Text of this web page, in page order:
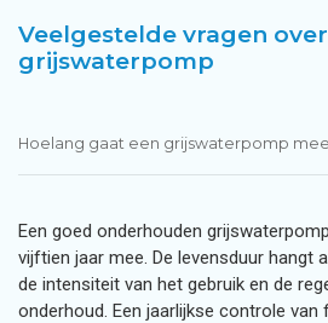
Veelgestelde vragen
grijswaterpomp
Hoelang gaat een grijswaterpomp
Een goed onderhouden
vijftien jaar mee. De levensduur hangt
de intensiteit van het gebruik en de
onderhoud. Een jaarlijkse controle van